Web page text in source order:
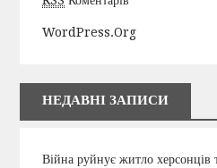
WordPress.org
НЕДАВНІ ЗАПИСИ
Війна руйнує житло херсонців